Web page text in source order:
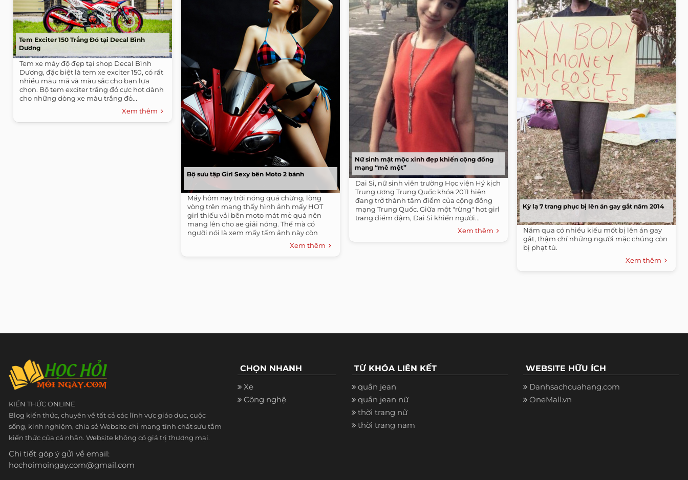
Tem Exciter 150 Trắng Đỏ tại Decal Bình
Dương
Tem xe máy độ đẹp tại shop Decal Bình
Dương, đặc biệt là tem xe exciter 150, có rất
nhiều mẫu mã và màu sắc cho bạn lựa
chọn. Bộ tem exciter trắng đỏ cực hot dành
cho những dòng xe màu trắng đỏ...
Xem thêm
Bộ sưu tập Girl Sexy bên Moto 2 bánh
Mấy hôm nay trời nóng quá chừng, lòng
vòng trên mạng thấy hình ảnh mấy HOT
girl thiếu vải bên moto mát mẻ quá nên
mang lên cho ae giải nóng. Thế mà có
người nói là xem mấy tấm ảnh này còn
Xem thêm
Nữ sinh mặt mộc xinh đẹp khiến cộng đồng
mạng “mê mệt”
Dai Si, nữ sinh viên trường Học viện Hý kịch
Trung ương Trung Quốc khóa 2011 hiện
đang trở thành tâm điểm của cộng đồng
mạng Trung Quốc. Giữa một "rừng" hot girl
trang điểm đậm, Dai Si khiến người...
Xem thêm
Kỳ lạ 7 trang phục bị lên án gay gắt năm 2014
Năm qua có nhiều kiểu mốt bị lên án gay
gắt, thậm chí những người mặc chúng còn
bị phạt tù.
Xem thêm
KIẾN THỨC ONLINE
Blog kiến thức, chuyên về tất cả các lĩnh vực giáo dục, cuộc
sống, kinh nghiệm, chia sẻ Website chỉ mang tính chất sưu tầm
kiến thức của cá nhân. Website không có giá trị thương mại.
Chi tiết góp ý gửi về email:
hochoimoingay.com@gmail.com
CHỌN NHANH
Xe
Công nghệ
TỪ KHÓA LIÊN KẾT
quần jean
quần jean nữ
thời trang nữ
thời trang nam
WEBSITE HỮU ÍCH
Danhsachcuahang.com
OneMall.vn